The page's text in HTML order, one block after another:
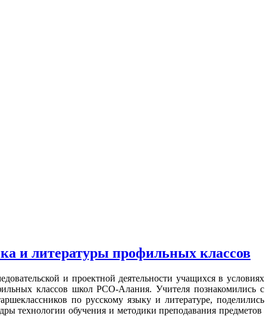
и литературы профильных классов
и проектной деятельности учащихся в условиях
классов школ РСО-Алания.Учителя познакомились с
по русскому языку и литературе, поделились
технологии обучения и методики преподавания предметов